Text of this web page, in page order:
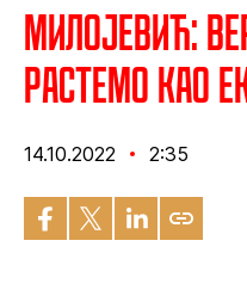
Милојевић:
растемо као
14.10.2022 2:35